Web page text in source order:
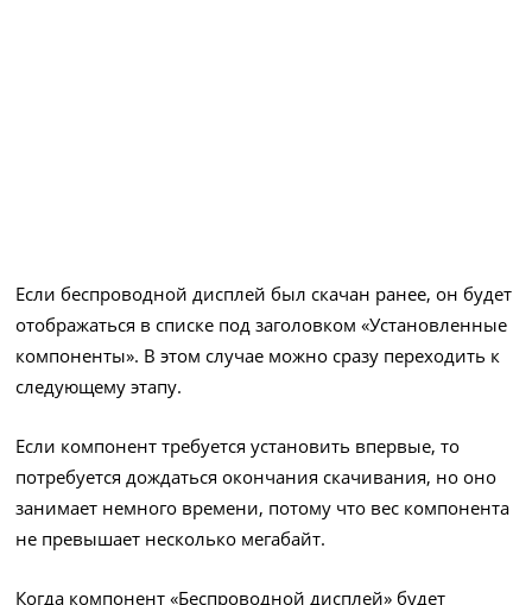
Если беспроводной дисплей был скачан ранее, он будет
отображаться в списке под заголовком «Установленные
компоненты». В этом случае можно сразу переходить к
следующему этапу.
Если компонент требуется установить впервые, то
потребуется дождаться окончания скачивания, но оно
занимает немного времени, потому что вес компонента
не превышает несколько мегабайт.
Когда компонент «Беспроводной дисплей» будет